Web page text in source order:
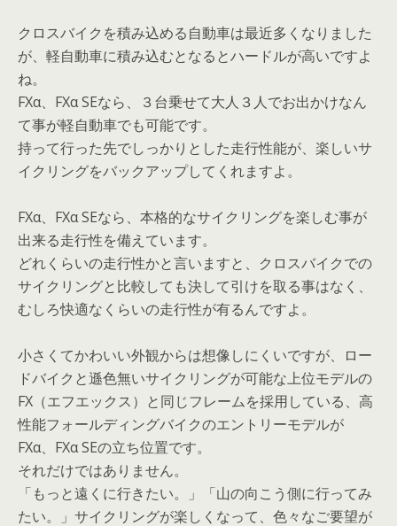
クロスバイクを積み込める自動車は最近多くなりました
が、軽自動車に積み込むとなるとハードルが高いですよ
ね。
FXα、FXα SEなら、３台乗せて大人３人でお出かけなん
て事が軽自動車でも可能です。
持って行った先でしっかりとした走行性能が、楽しいサ
イクリングをバックアップしてくれますよ。
FXα、FXα SEなら、本格的なサイクリングを楽しむ事が
出来る走行性を備えています。
どれくらいの走行性かと言いますと、クロスバイクでの
サイクリングと比較しても決して引けを取る事はなく、
むしろ快適なくらいの走行性が有るんですよ。
小さくてかわいい外観からは想像しにくいですが、ロー
ドバイクと遜色無いサイクリングが可能な上位モデルの
FX（エフエックス）と同じフレームを採用している、高
性能フォールディングバイクのエントリーモデルが
FXα、FXα SEの立ち位置です。
それだけではありません。
「もっと遠くに行きたい。」「山の向こう側に行ってみ
たい。」サイクリングが楽しくなって、色々なご要望が